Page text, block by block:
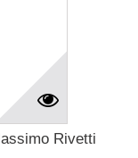
Rivetti